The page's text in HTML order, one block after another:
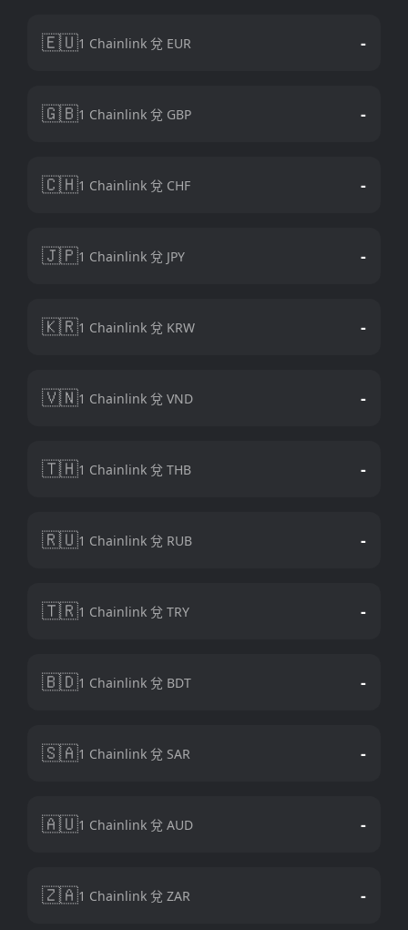
🇪🇺1 Chainlink 兌 EUR -
🇬🇧1 Chainlink 兌 GBP -
🇨🇭1 Chainlink 兌 CHF -
🇯🇵1 Chainlink 兌 JPY -
🇰🇷1 Chainlink 兌 KRW -
🇻🇳1 Chainlink 兌 VND -
🇹🇭1 Chainlink 兌 THB -
🇷🇺1 Chainlink 兌 RUB -
🇹🇷1 Chainlink 兌 TRY -
🇧🇩1 Chainlink 兌 BDT -
🇸🇦1 Chainlink 兌 SAR -
🇦🇺1 Chainlink 兌 AUD -
🇿🇦1 Chainlink 兌 ZAR -